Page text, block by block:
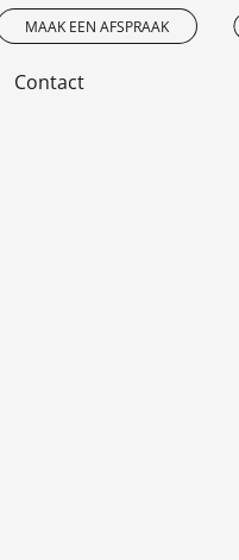
MAAK EEN AFSPRAAK
Contact